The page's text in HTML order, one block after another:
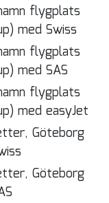
flygplats
med Swiss
flygplats
med SAS
flygplats
med easyJet
Göteborg
Göteborg